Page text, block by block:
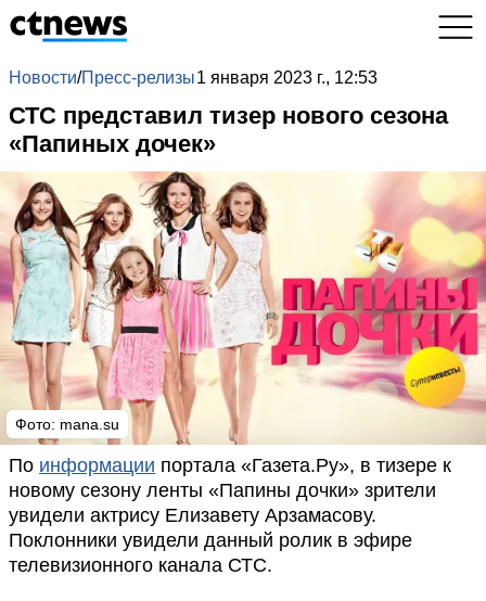
Новости/Пресс-релизы1 января 2023 г., 12:53
СТС представил тизер нового сезона
«Папиных дочек»
Фото: mana.su
По информации портала «Газета.Ру», в тизере к
новому сезону ленты «Папины дочки» зрители
увидели актрису Елизавету Арзамасову.
Поклонники увидели данный ролик в эфире
телевизионного канала СТС.